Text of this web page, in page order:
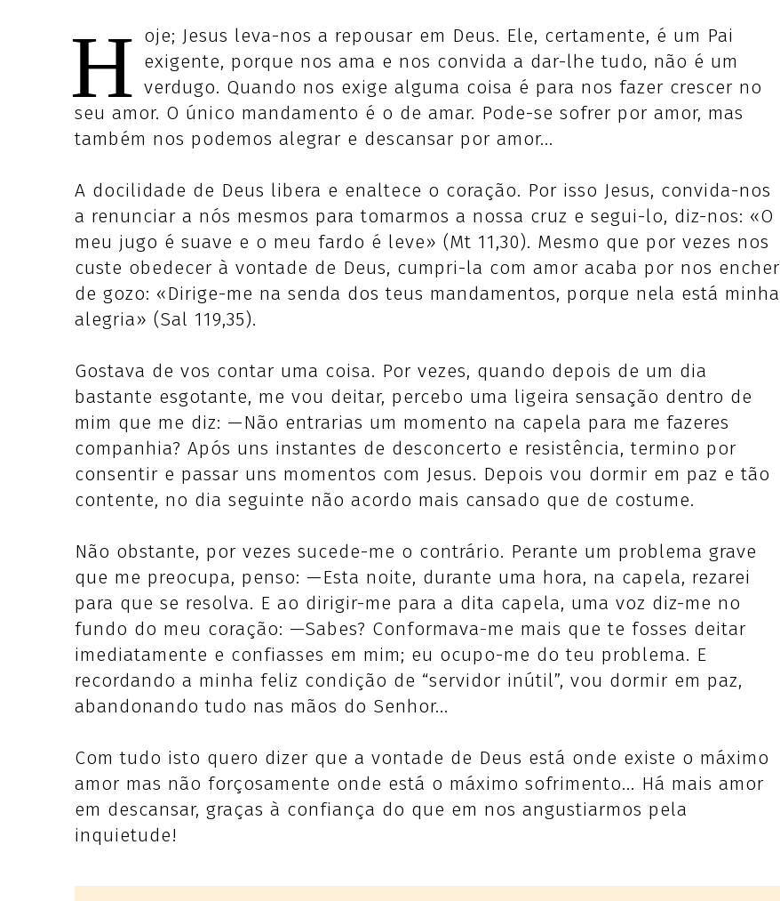
H oje; Jesus leva-nos a repousar em Deus. Ele, certamente, é um Pai
exigente, porque nos ama e nos convida a dar-lhe tudo, não é um
verdugo. Quando nos exige alguma coisa é para nos fazer crescer no
seu amor. O único mandamento é o de amar. Pode-se sofrer por amor, mas
também nos podemos alegrar e descansar por amor...
A docilidade de Deus libera e enaltece o coração. Por isso Jesus, convida-nos
a renunciar a nós mesmos para tomarmos a nossa cruz e segui-lo, diz-nos: «O
meu jugo é suave e o meu fardo é leve» (Mt 11,30). Mesmo que por vezes nos
custe obedecer à vontade de Deus, cumpri-la com amor acaba por nos encher
de gozo: «Dirige-me na senda dos teus mandamentos, porque nela está minha
alegria» (Sal 119,35).
Gostava de vos contar uma coisa. Por vezes, quando depois de um dia
bastante esgotante, me vou deitar, percebo uma ligeira sensação dentro de
mim que me diz: —Não entrarias um momento na capela para me fazeres
companhia? Após uns instantes de desconcerto e resistência, termino por
consentir e passar uns momentos com Jesus. Depois vou dormir em paz e tão
contente, no dia seguinte não acordo mais cansado que de costume.
Não obstante, por vezes sucede-me o contrário. Perante um problema grave
que me preocupa, penso: —Esta noite, durante uma hora, na capela, rezarei
para que se resolva. E ao dirigir-me para a dita capela, uma voz diz-me no
fundo do meu coração: —Sabes? Conformava-me mais que te fosses deitar
imediatamente e confiasses em mim; eu ocupo-me do teu problema. E
recordando a minha feliz condição de “servidor inútil”, vou dormir em paz,
abandonando tudo nas mãos do Senhor...
Com tudo isto quero dizer que a vontade de Deus está onde existe o máximo
amor mas não forçosamente onde está o máximo sofrimento... Há mais amor
em descansar, graças à confiança do que em nos angustiarmos pela
inquietude!